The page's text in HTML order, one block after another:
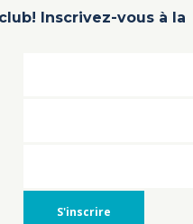
Inscrivez-vous à la